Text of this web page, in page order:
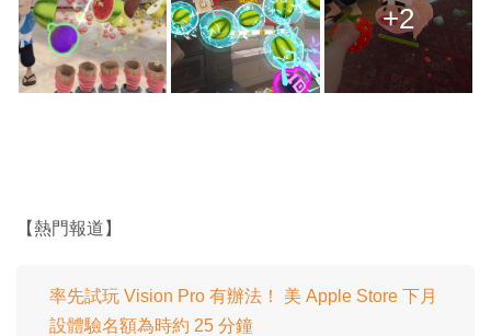
+2
【熱門報道】
率先試玩 Vision Pro 有辦法！ 美 Apple Store 下月
設體驗名額為時約 25 分鐘